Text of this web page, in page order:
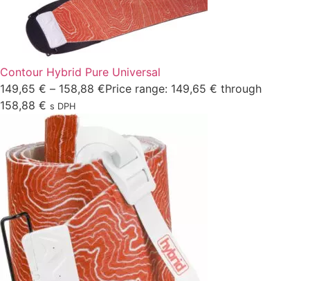
Contour Hybrid Pure Universal
149,65 € – 158,88 €Price range: 149,65 € through
158,88 € s DPH